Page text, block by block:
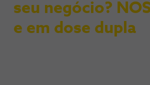
seu negócio?
e em dose dupla